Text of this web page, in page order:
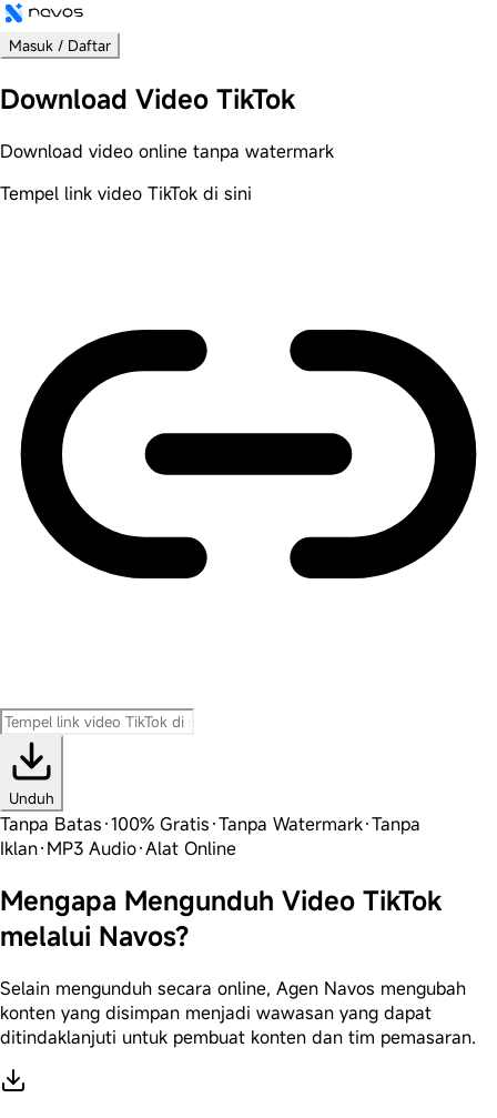
Masuk / Daftar
Download Video TikTok
Download video online tanpa watermark
Tempel link video TikTok di sini
Unduh
Tanpa Batas·100% Gratis·Tanpa Watermark·Tanpa
Iklan·MP3 Audio·Alat Online
Mengapa Mengunduh Video TikTok
melalui Navos?
Selain mengunduh secara online, Agen Navos mengubah
konten yang disimpan menjadi wawasan yang dapat
ditindaklanjuti untuk pembuat konten dan tim pemasaran.